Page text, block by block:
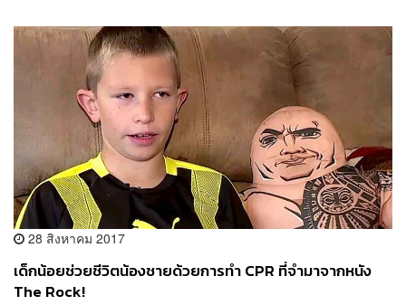
28 สิงหาคม 2017
เด็กน้อยช่วยชีวิตน้องชายด้วยการทำ CPR ที่จำมาจากหนัง
The Rock!